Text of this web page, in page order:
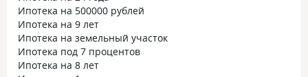
Ипотека на 500000 рублей
Ипотека на 9 лет
Ипотека на земельный участок
Ипотека под 7 процентов
Ипотека на 8 лет